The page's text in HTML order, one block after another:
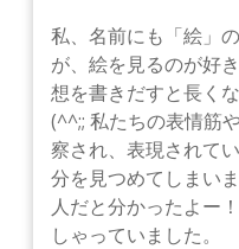
私、名前にも「絵」
が、絵を見るのが好
想を書きだすと長く
(^^;; 私たちの表情筋
察され、表現されて
分を見つめてしまい
人だと分かったよー
しゃっていました。